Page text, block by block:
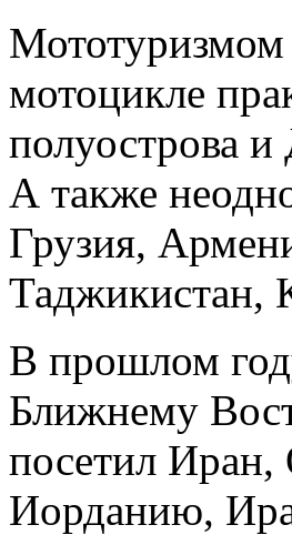
Мототуризмом
мотоцикле
полуострова
А также
Грузия,
Таджикистан,
В прошлом
Ближнему
посетил
Иорданию,